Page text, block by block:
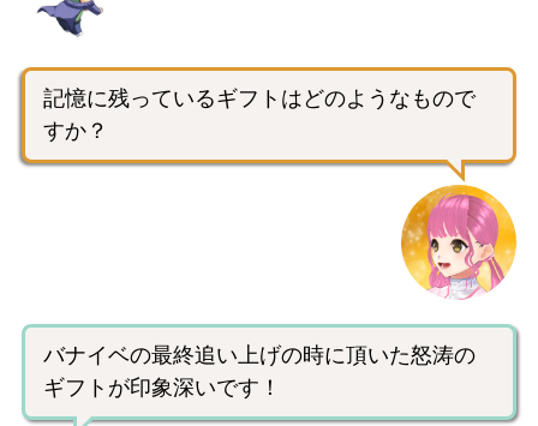
記憶に残っているギフトはどのようなもので
すか？
バナイベの最終追い上げの時に頂いた怒涛の
ギフトが印象深いです！